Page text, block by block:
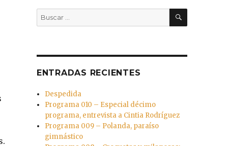
Buscar
por:
BUSCAR
ENTRADAS RECIENTES
Despedida
Programa 010 – Especial décimo
programa, entrevista a Cintia Rodríguez
Programa 009 – Polanda, paraíso
gimnástico